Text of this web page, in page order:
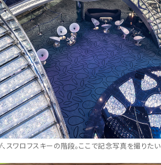
スワロフスキーの階段。ここで記念写真を撮りたい